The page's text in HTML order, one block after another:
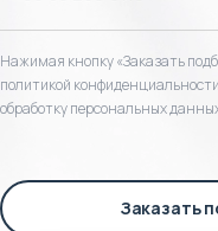
Нажимая кнопку «Заказать
политикой
обработку персональных
Заказать